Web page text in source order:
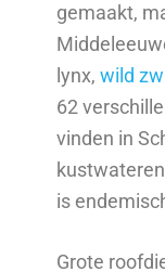
gemaakt,
lynx,wild
62
vinden in
is
Grote